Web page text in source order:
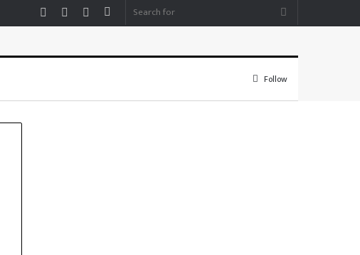
Search
Sidebar
Instagram
YouTube
Facebook
Follow